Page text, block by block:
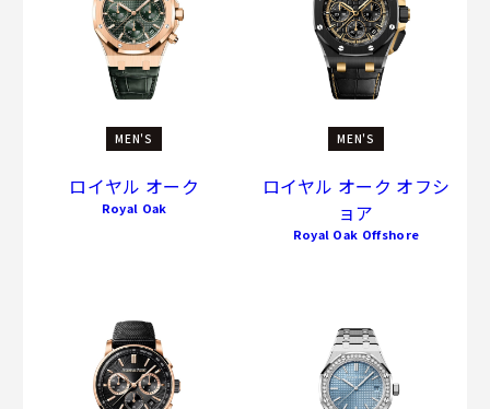
MEN'S
ロイヤル オーク
Royal Oak
MEN'S
ロイヤル オーク オフシ
ョア
Royal Oak Offshore